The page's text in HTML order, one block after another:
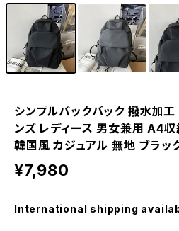
シンプルバックパック 撥水加
ンズ レディース 男女兼用 A4
韓国風 カジュアル 無地 ブラッ
¥7,980
International shipping